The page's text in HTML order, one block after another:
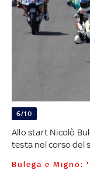
6/10
Allo start Nicolò
testa nel corso del
Bulega e